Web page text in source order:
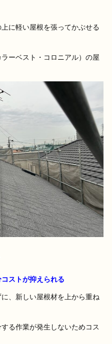
に軽い屋根を張ってかぶせる
ーベスト・コロニアル）の屋
ストが抑えられる
、新しい屋根材を上から重ね
る作業が発生しないためコス